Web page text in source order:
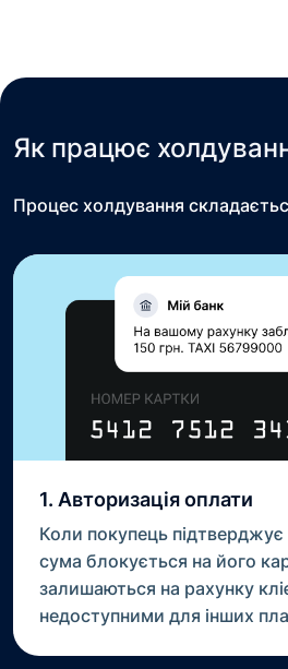
Як працює
Процес холдування
1. Авторизація оплати
Коли покупець підтверджує
сума блокується на його
залишаються на рахунку
недоступними для інших